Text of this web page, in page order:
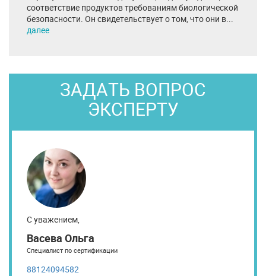
соответствие продуктов требованиям биологической
безопасности. Он свидетельствует о том, что они в...
далее
ЗАДАТЬ ВОПРОС
ЭКСПЕРТУ
С уважением,
Васева Ольга
Специалист по сертификации
88124094582